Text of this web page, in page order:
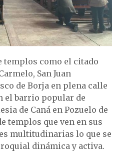
templos como el citado
San Juan
de Borja en plena calle
el barrio popular de
de Caná en Pozuelo de
templos que ven en sus
multitudinarias lo que se
dinámica y activa.